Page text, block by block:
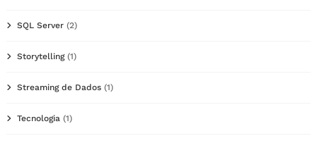
SQL Server (2)
Storytelling(1)
Streaming de Dados (1)
Tecnologia (1)